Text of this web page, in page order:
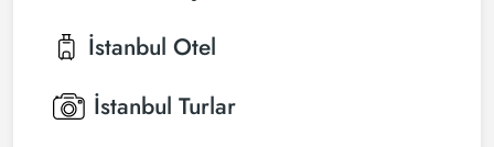
İstanbul Otel
İstanbul Turlar